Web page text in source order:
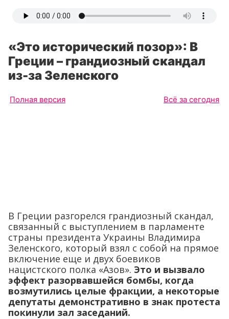
«Это исторический позор»: В
Греции – грандиозный скандал
из-за Зеленского
Полная версия Всё за сегодня
В Греции разгорелся грандиозный скандал,
связанный с выступлением в парламенте
страны президента Украины Владимира
Зеленского, который взял с собой на прямое
включение еще и двух боевиков
нацистского полка «Азов». Это и вызвало
эффект разорвавшейся бомбы, когда
возмутились целые фракции, а некоторые
депутаты демонстративно в знак протеста
покинули зал заседаний.